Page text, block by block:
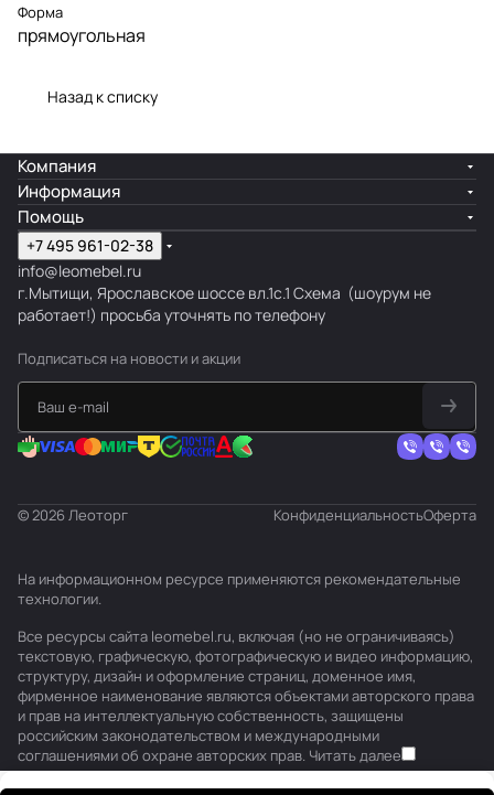
Форма
прямоугольная
Назад к списку
Компания
Информация
Помощь
+7 495 961-02-38
info@leomebel.ru
г.Мытищи, Ярославское шоссе вл.1с.1 Схема (шоурум не
работает!) просьба уточнять по телефону
Подписаться на новости и акции
© 2026 Леоторг КонфиденциальностьОферта
На информационном ресурсе применяются рекомендательные
технологии.
Все ресурсы сайта leomebel.ru, включая (но не ограничиваясь)
текстовую, графическую, фотографическую и видео информацию,
структуру, дизайн и оформление страниц, доменное имя,
фирменное наименование являются объектами авторского права
и прав на интеллектуальную собственность, защищены
российским законодательством и международными
соглашениями об охране авторских прав. Читать далее